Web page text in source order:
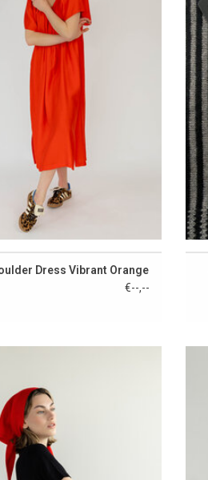
Dress Vibrant Orange
€--,--